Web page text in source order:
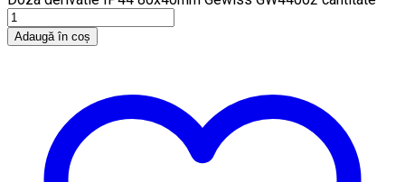
Adaugă în coș